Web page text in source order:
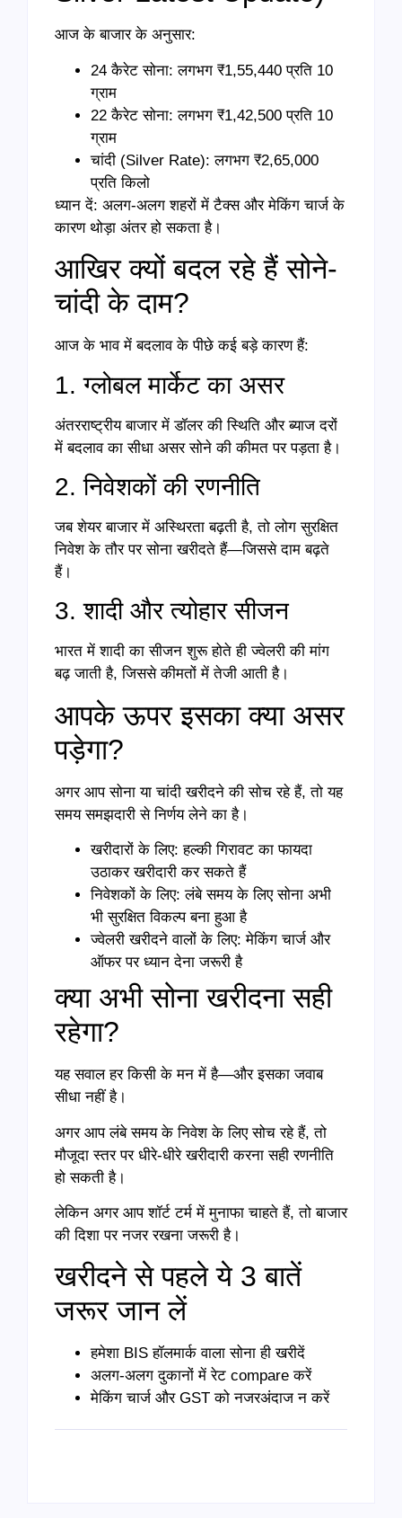
आज के बाजार के अनुसार:
24 कैरेट सोना: लगभग ₹1,55,440 प्रति 10
ग्राम
22 कैरेट सोना: लगभग ₹1,42,500 प्रति 10
ग्राम
चांदी (Silver Rate): लगभग ₹2,65,000
प्रति किलो
ध्यान दें: अलग-अलग शहरों में टैक्स और मेकिंग चार्ज के
कारण थोड़ा अंतर हो सकता है।
आखिर क्यों बदल रहे हैं सोने-
चांदी के दाम?
आज के भाव में बदलाव के पीछे कई बड़े कारण हैं:
1. ग्लोबल मार्केट का असर
अंतरराष्ट्रीय बाजार में डॉलर की स्थिति और ब्याज दरों
में बदलाव का सीधा असर सोने की कीमत पर पड़ता है।
2. निवेशकों की रणनीति
जब शेयर बाजार में अस्थिरता बढ़ती है, तो लोग सुरक्षित
निवेश के तौर पर सोना खरीदते हैं—जिससे दाम बढ़ते
हैं।
3. शादी और त्योहार सीजन
भारत में शादी का सीजन शुरू होते ही ज्वेलरी की मांग
बढ़ जाती है, जिससे कीमतों में तेजी आती है।
आपके ऊपर इसका क्या असर
पड़ेगा?
अगर आप सोना या चांदी खरीदने की सोच रहे हैं, तो यह
समय समझदारी से निर्णय लेने का है।
खरीदारों के लिए: हल्की गिरावट का फायदा
उठाकर खरीदारी कर सकते हैं
निवेशकों के लिए: लंबे समय के लिए सोना अभी
भी सुरक्षित विकल्प बना हुआ है
ज्वेलरी खरीदने वालों के लिए: मेकिंग चार्ज और
ऑफर पर ध्यान देना जरूरी है
क्या अभी सोना खरीदना सही
रहेगा?
यह सवाल हर किसी के मन में है—और इसका जवाब
सीधा नहीं है।
अगर आप लंबे समय के निवेश के लिए सोच रहे हैं, तो
मौजूदा स्तर पर धीरे-धीरे खरीदारी करना सही रणनीति
हो सकती है।
लेकिन अगर आप शॉर्ट टर्म में मुनाफा चाहते हैं, तो बाजार
की दिशा पर नजर रखना जरूरी है।
खरीदने से पहले ये 3 बातें
जरूर जान लें
हमेशा BIS हॉलमार्क वाला सोना ही खरीदें
अलग-अलग दुकानों में रेट compare करें
मेकिंग चार्ज और GST को नजरअंदाज न करें